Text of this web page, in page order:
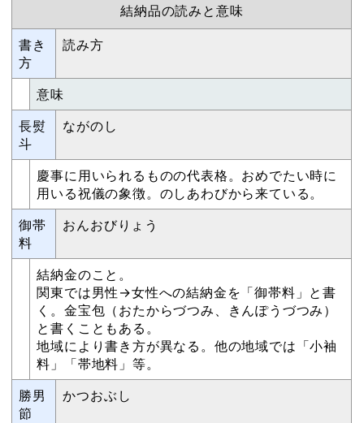
結納品の読みと意味
書き
方
読み方
意味
長熨
斗
ながのし
慶事に用いられるものの代表格。おめでたい時に
用いる祝儀の象徴。のしあわびから来ている。
御帯
料
おんおびりょう
結納金のこと。
関東では男性→女性への結納金を「御帯料」と書
く。金宝包（おたからづつみ、きんぽうづつみ）
と書くこともある。
地域により書き方が異なる。他の地域では「小袖
料」「帯地料」等。
勝男
節
かつおぶし